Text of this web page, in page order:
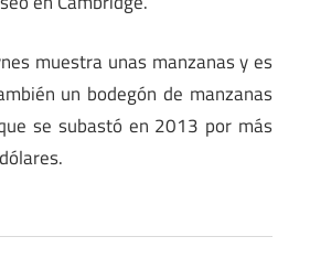
muestra unas manzanas y es
un bodegón de manzanas
se subastó en 2013 por más